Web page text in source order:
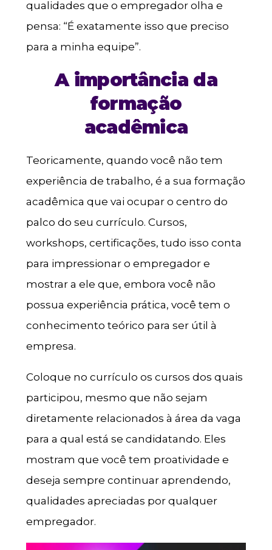
qualidades que o empregador olha e
pensa: “É exatamente isso que preciso
para a minha equipe”.
A importância da
formação
acadêmica
Teoricamente, quando você não tem
experiência de trabalho, é a sua formação
acadêmica que vai ocupar o centro do
palco do seu currículo. Cursos,
workshops, certificações, tudo isso conta
para impressionar o empregador e
mostrar a ele que, embora você não
possua experiência prática, você tem o
conhecimento teórico para ser útil à
empresa.
Coloque no currículo os cursos dos quais
participou, mesmo que não sejam
diretamente relacionados à área da vaga
para a qual está se candidatando. Eles
mostram que você tem proatividade e
deseja sempre continuar aprendendo,
qualidades apreciadas por qualquer
empregador.